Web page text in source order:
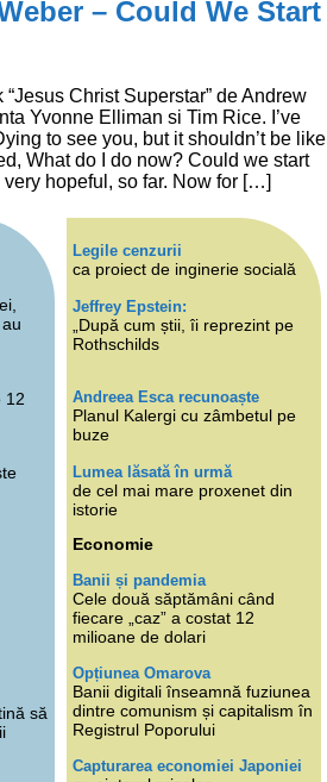
– Could We Start
Christ Superstar” de Andrew
Yvonne Elliman si Tim Rice. I’ve
to see you, but it shouldn’t be like
What do I do now? Could we start
hopeful, so far. Now for […]
12
să
Legile cenzurii
ca proiect de inginerie socială
Jeffrey Epstein:
„După cum știi, îi reprezint pe
Rothschilds
Andreea Esca recunoaște
Planul Kalergi cu zâmbetul pe
buze
Lumea lăsată în urmă
de cel mai mare proxenet din
istorie
Economie
Banii și pandemia
Cele două săptămâni când
fiecare „caz” a costat 12
milioane de dolari
Opțiunea Omarova
Banii digitali înseamnă fuziunea
dintre comunism și capitalism în
Registrul Poporului
Capturarea economiei Japoniei